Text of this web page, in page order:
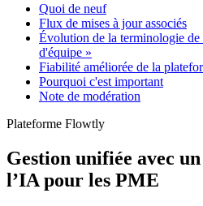
Quoi de neuf
Flux de mises à jour associés
Évolution de la terminologie
d'équipe »
Fiabilité améliorée de la
Pourquoi c'est important
Note de modération
Plateforme Flowtly
Gestion unifiée avec
l’IA pour les PME